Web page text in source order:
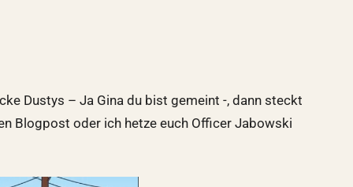
Dustys – Ja Gina du bist gemeint -, dann steckt
Blogpost oder ich hetze euch Officer Jabowski